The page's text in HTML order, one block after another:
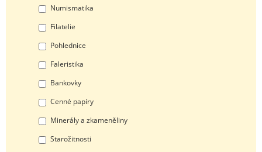
Numismatika
Filatelie
Pohlednice
Faleristika
Bankovky
Cenné papíry
Minerály a zkameněliny
Starožitnosti